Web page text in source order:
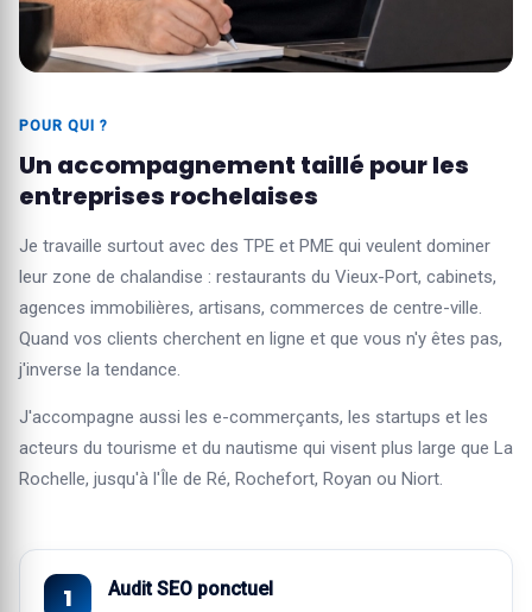
POUR QUI ?
Un accompagnement taillé pour les
entreprises rochelaises
Je travaille surtout avec des TPE et PME qui veulent dominer
leur zone de chalandise : restaurants du Vieux-Port, cabinets,
agences immobilières, artisans, commerces de centre-ville.
Quand vos clients cherchent en ligne et que vous n'y êtes pas,
j'inverse la tendance.
J'accompagne aussi les e-commerçants, les startups et les
acteurs du tourisme et du nautisme qui visent plus large que La
Rochelle, jusqu'à l'Île de Ré, Rochefort, Royan ou Niort.
Audit SEO ponctuel